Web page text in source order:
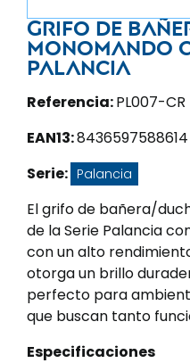
Grifo de
monomando
Palancia
Referencia:PL007-CR
EAN13:8436597588614
Serie: Palancia
El grifo de bañera/
de la Serie Palancia
con un alto
otorga un brillo
perfecto para
que buscan tanto
Especificaciones